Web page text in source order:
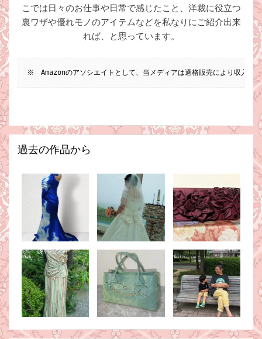
こでは日々のお仕事や日常で感じたこと、洋裁に役立つ
裏ワザや優れモノのアイテムなどを私なりにご紹介出来
れば、と思っています。
※　Amazonのアソシエイトとして、当メディアは適格販売により収入を
過去の作品から